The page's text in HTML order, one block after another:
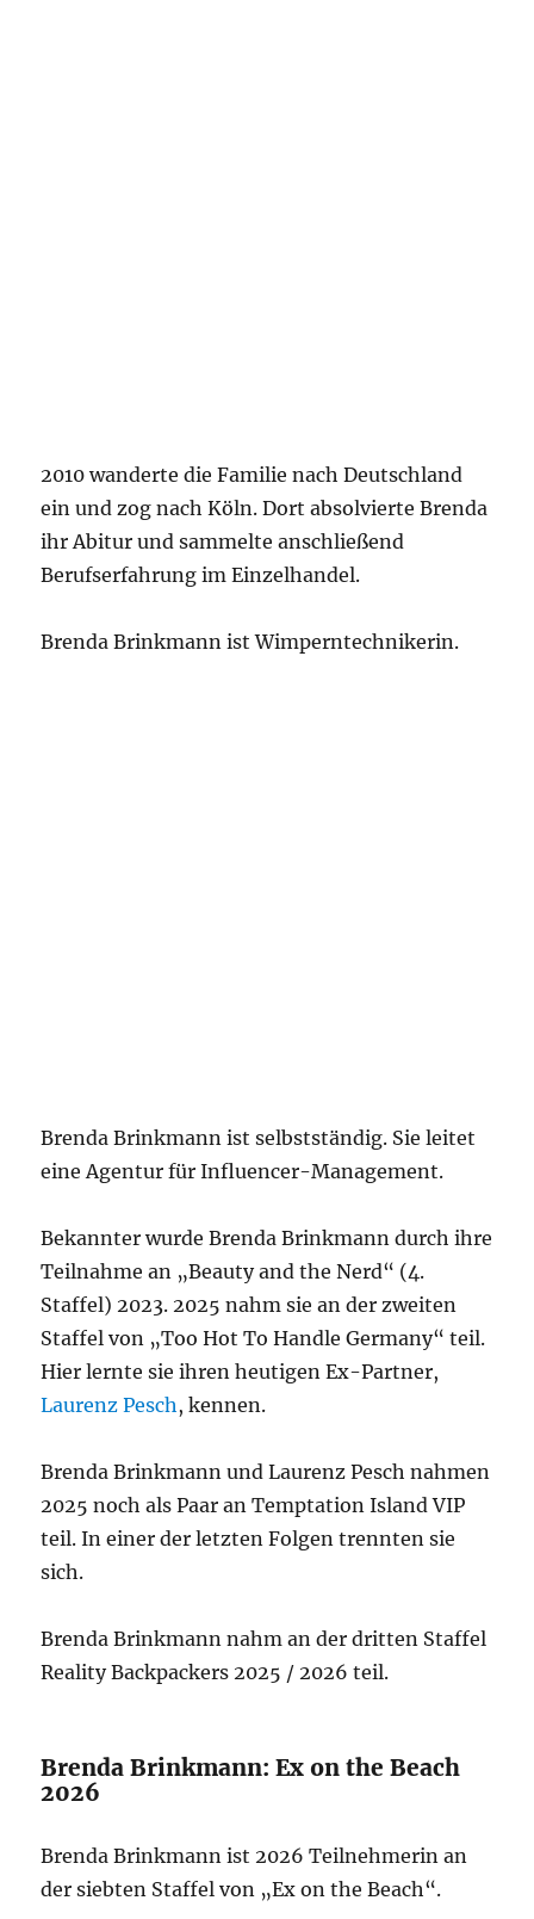
2010 wanderte die Familie nach Deutschland
ein und zog nach Köln. Dort absolvierte Brenda
ihr Abitur und sammelte anschließend
Berufserfahrung im Einzelhandel.
Brenda Brinkmann ist Wimperntechnikerin.
Brenda Brinkmann ist selbstständig. Sie leitet
eine Agentur für Influencer-Management.
Bekannter wurde Brenda Brinkmann durch ihre
Teilnahme an „Beauty and the Nerd“ (4.
Staffel) 2023. 2025 nahm sie an der zweiten
Staffel von „Too Hot To Handle Germany“ teil.
Hier lernte sie ihren heutigen Ex-Partner,
Laurenz Pesch, kennen.
Brenda Brinkmann und Laurenz Pesch nahmen
2025 noch als Paar an Temptation Island VIP
teil. In einer der letzten Folgen trennten sie
sich.
Brenda Brinkmann nahm an der dritten Staffel
Reality Backpackers 2025 / 2026 teil.
Brenda Brinkmann: Ex on the Beach
2026
Brenda Brinkmann ist 2026 Teilnehmerin an
der siebten Staffel von „Ex on the Beach“.